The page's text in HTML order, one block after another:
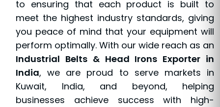
to ensuring that each product is built to
meet the highest industry standards, giving
you peace of mind that your equipment will
perform optimally. With our wide reach as an
Industrial Belts & Head Irons Exporter in
India, we are proud to serve markets in
Kuwait, India, and beyond, helping
businesses achieve success with high-